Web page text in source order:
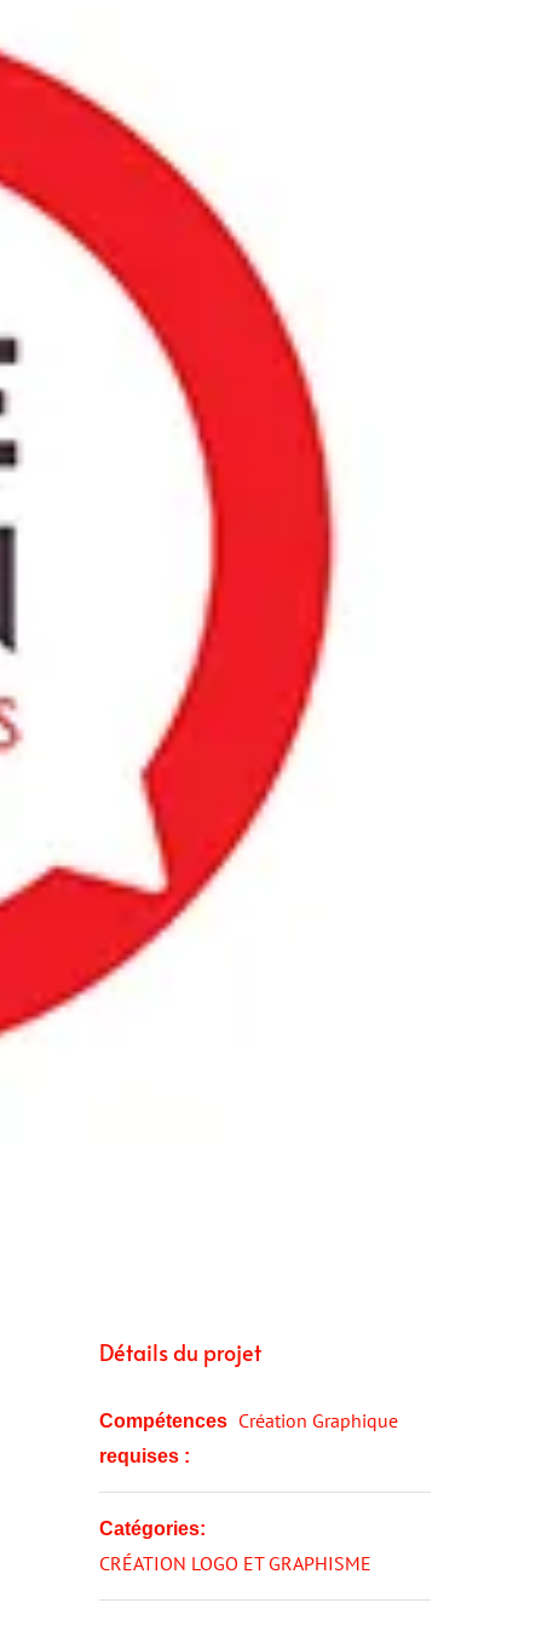
Détails du projet
Compétences
requises :
Création Graphique
Catégories:
CRÉATION LOGO ET GRAPHISME